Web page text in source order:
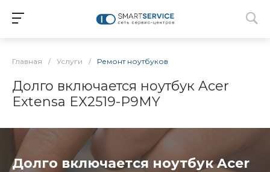
Главная / Услуги / Ремонт ноутбуков
Долго включается ноутбук Acer
Extensa EX2519-P9MY
Долго включается ноутбук Acer